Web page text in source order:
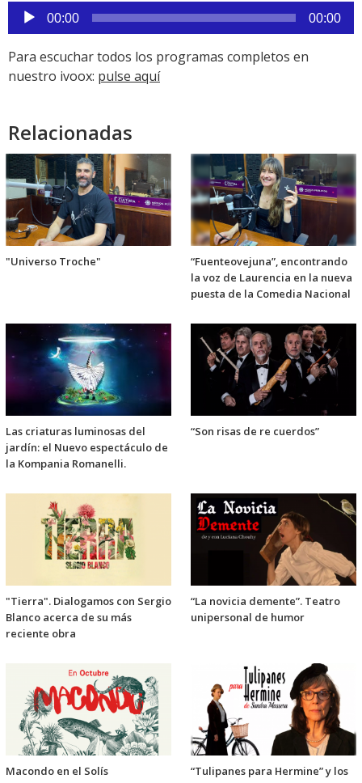
Reproductor
de
audio
00:00 00:00
Para escuchar todos los programas completos en
nuestro ivoox: pulse aquí
Relacionadas
"Universo Troche"
“Fuenteovejuna”, encontrando
la voz de Laurencia en la nueva
puesta de la Comedia Nacional
Las criaturas luminosas del
jardín: el Nuevo espectáculo de
la Kompania Romanelli.
“Son risas de re cuerdos”
"Tierra". Dialogamos con Sergio
Blanco acerca de su más
reciente obra
“La novicia demente”. Teatro
unipersonal de humor
Macondo en el Solís
“Tulipanes para Hermine” y los